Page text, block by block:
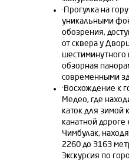
·Прогулка на
уникальными
обозрения,
от сквера у
шестиминутного
обзорная
современными
·Восхождение к
Медео, где
каток для зимой
канатной
Чимбулак,
2260 до 3163
Экскурсия по